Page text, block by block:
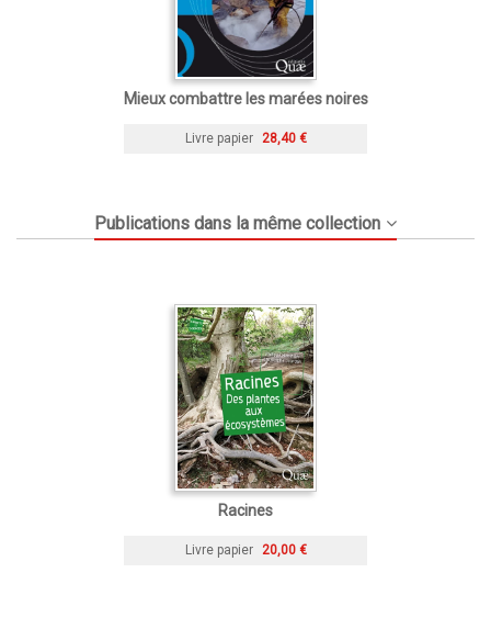
Mieux combattre les marées noires
Livre papier 28,40 €
Publications dans la même collection
Racines
Livre papier 20,00 €